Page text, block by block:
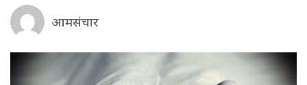
आमसंचार